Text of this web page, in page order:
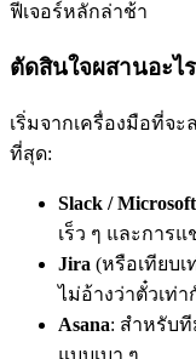
ฟีเจอร์หลักล่าช้า
ตัดสินใจผสานอะไ
เริ่มจากเครื่องมือที่จ
ที่สุด:
Slack /
เร็ว ๆ และการ
Jira (หรือเทียบเ
ไม่อ้างว่าตั๋วเท่
Asana: สำหรับ
แบบเบา ๆ